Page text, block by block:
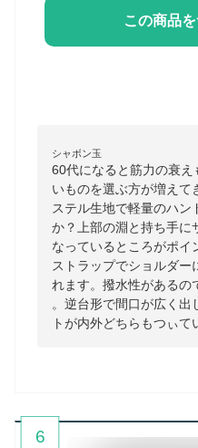
この商品
シャボン玉
60代になると筋力の衰
いものを選ぶ方が増えて
ステル生地で軽量のハン
か？上部の淵と持ち手に
なっているところがポイ
ストラップでショルダー
れます。撥水性があるの
。逆台形で間口が広く出
トが内外どちらもつぃて
6